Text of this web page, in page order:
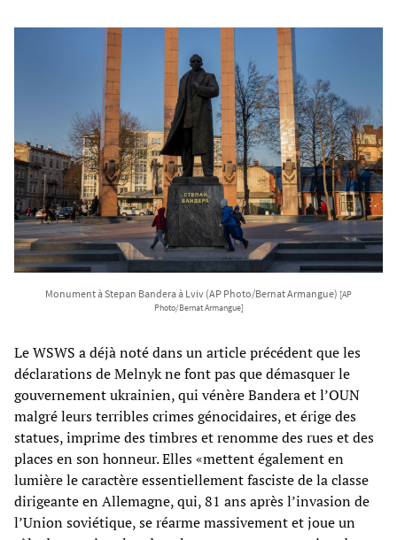
Monument à Stepan Bandera à Lviv (AP Photo/Bernat Armangue) [AP
Photo/Bernat Armangue]
Le WSWS a déjà noté dans un article précédent que les
déclarations de Melnyk ne font pas que démasquer le
gouvernement ukrainien, qui vénère Bandera et l’OUN
malgré leurs terribles crimes génocidaires, et érige des
statues, imprime des timbres et renomme des rues et des
places en son honneur. Elles «mettent également en
lumière le caractère essentiellement fasciste de la classe
dirigeante en Allemagne, qui, 81 ans après l’invasion de
l’Union soviétique, se réarme massivement et joue un